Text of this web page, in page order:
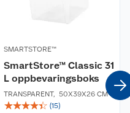
SMARTSTORE™
SmartStore™ Classic 31
L oppbevaringsboks
TRANSPARENT, 50X39X26 CM
☆☆☆☆☆ (15)